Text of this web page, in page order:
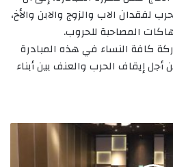
لفقدان الاب والزوج والابن والأخ،
المصاحبة للحروب.
كافة النساء في هذه المبادرة
إيقاف الحرب والعنف بين أبناء